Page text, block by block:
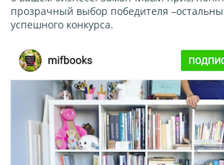
прозрачный выбор победителя
успешного конкурса.